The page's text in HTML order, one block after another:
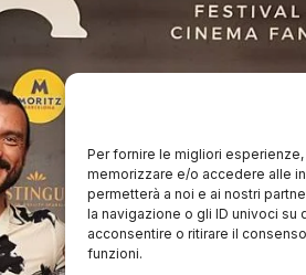
Per fornire le migliori
memorizzare e/o accedere alle
permetterà a noi e ai nostri
la navigazione o gli ID univoci su
acconsentire o ritirare il
funzioni.